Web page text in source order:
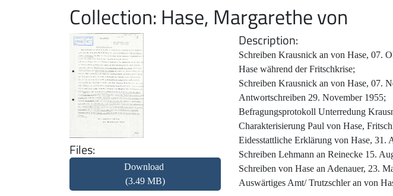
Collection: Hase, Margarethe von
Files
Download
(3.49 MB)
Description
Schreiben Krausnick an von Hase, 07.
Hase während der Fritschkrise;
Schreiben Krausnick an von Hase, 07.
Antwortschreiben 29. November 1955;
Befragungsprotokoll Unterredung
Charakterisierung Paul von Hase,
Eidesstattliche Erklärung von Hase, 31.
Schreiben Lehmann an Reinecke 15.
Schreiben von Hase an Adenauer, 23.
Auswärtiges Amt/ Trutzschler an von